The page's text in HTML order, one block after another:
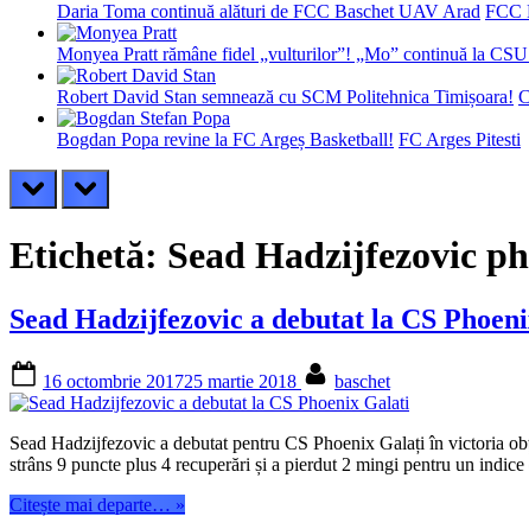
Daria Toma continuă alături de FCC Baschet UAV Arad FCC
Monyea Pratt rămâne fidel „vulturilor”! „Mo” continuă la
Robert David Stan semnează cu SCM Politehnica Timișoara!
Bogdan Popa revine la FC Argeș Basketball! FC Arges Pitesti
prev next
Etichetă: Sead Hadzijfezovic
Sead Hadzijfezovic a debutat la CS
on
16 octombrie 201725 martie 2018 baschet
Sead Hadzijfezovic a debutat pentru CS Phoenix Galați în victoria
strâns 9 puncte plus 4 recuperări și a pierdut 2 mingi pentru un
Citește mai departe… “Sead
»